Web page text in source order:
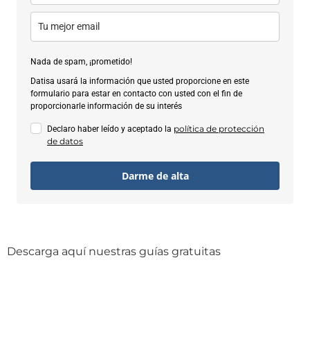
Nada de spam, ¡prometido!
Datisa usará la información que usted proporcione en este
formulario para estar en contacto con usted con el fin de
proporcionarle información de su interés
Declaro haber leído y aceptado la política de protección
de datos
Darme de alta
Descarga aquí nuestras guías gratuitas